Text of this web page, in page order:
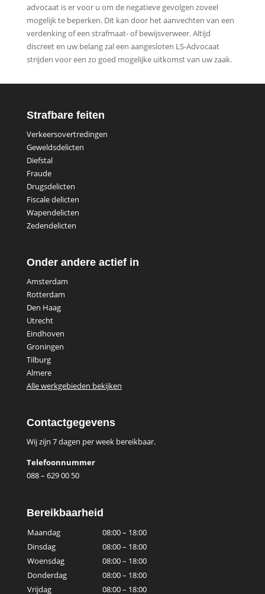
advocaat is er voor u om de negatieve gevolgen zoveel
mogelijk te beperken. Dit kan door het aanvechten van een
verdenking of een strafmaat- of bewijsverweer. Altijd
discreet en uw belang zal een aangesloten LS-Advocaat
strijden voor een zo goed mogelijke uitkomst van uw zaak.
Strafbare feiten
Verkeersovertredingen
Geweldsdelicten
Diefstal
Fraude
Drugsdelicten
Fiscale delicten
Wapendelicten
Zedendelicten
Onder andere actief in
Amsterdam
Rotterdam
Den Haag
Utrecht
Eindhoven
Groningen
Tilburg
Almere
Alle werkgebieden bekijken
Contactgegevens
Wij zijn 7 dagen per week bereikbaar.
Telefoonnummer
088 – 629 00 50
Bereikbaarheid
Maandag
08:00 – 18:00
Dinsdag
08:00 – 18:00
Woensdag
08:00 – 18:00
Donderdag
08:00 – 18:00
Vrijdag
08:00 – 18:00